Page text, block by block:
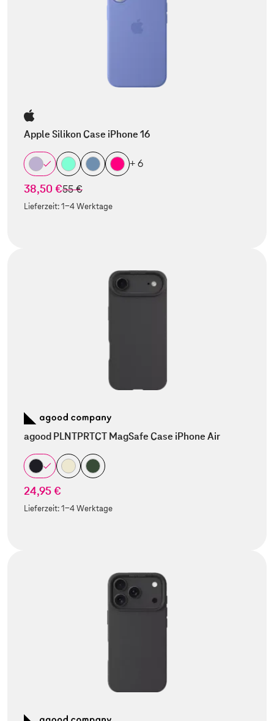
Apple Silikon Case iPhone 16
+ 6
38,50 €statt
55 €
Lieferzeit:1-4 Werktage
agood PLNTPRTCT MagSafe Case iPhone Air
24,95 €
Lieferzeit:1-4 Werktage